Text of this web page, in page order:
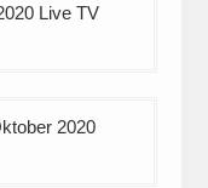
Live TV
2020